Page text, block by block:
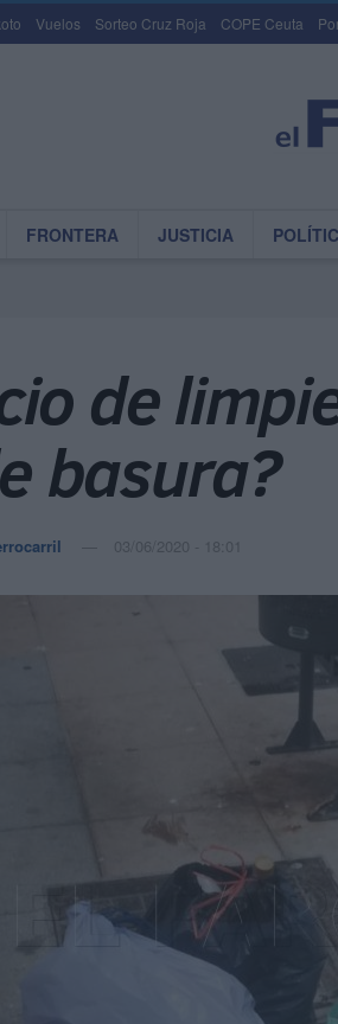
Vuelos Sorteo Cruz Roja COPE Ceuta
FRONTERA JUSTICIA
de
basura?
03/06/2020 - 18:01